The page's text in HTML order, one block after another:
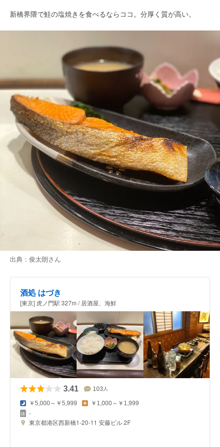
新橋界隈で鮭の塩焼きを食べるならココ。分厚く質が高い。
出典： 俊太朗さん
酒処 はづき
[東京] 虎ノ門駅 327m / 居酒屋、海鮮
3.41 103 人
￥5,000～￥5,999 ￥1,000～￥1,999
-
東京都港区西新橋1-20-11 安藤ビル 2F